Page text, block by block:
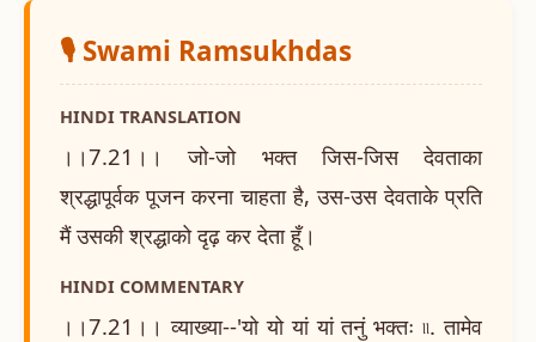
🎙️ Swami Ramsukhdas
HINDI TRANSLATION
।।7.21।। जो-जो भक्त जिस-जिस देवताका
श्रद्धापूर्वक पूजन करना चाहता है, उस-उस देवताके प्रति
मैं उसकी श्रद्धाको दृढ़ कर देता हूँ।
HINDI COMMENTARY
।।7.21।। व्याख्या--'यो यो यां यां तनुं भक्तः ৷৷. तामेव